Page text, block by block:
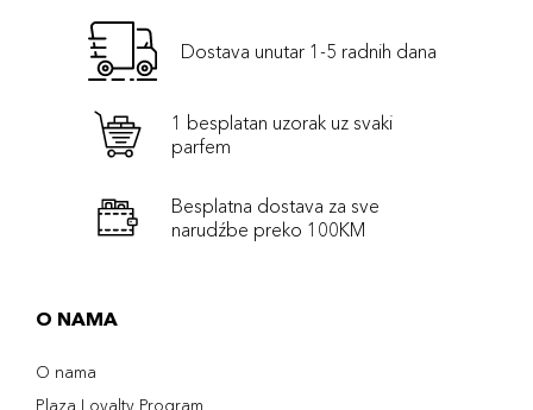
Dostava unutar 1-5 radnih dana
1 besplatan uzorak uz svaki
parfem
Besplatna dostava za sve
narudźbe preko 100KM
O NAMA
O nama
Plaza Loyalty Program